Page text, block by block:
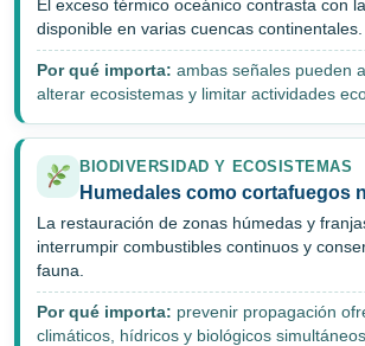
El exceso térmico oceánico contrasta con
disponible en varias cuencas continentales.
Por qué importa: ambas señales pueden
alterar ecosistemas y limitar actividades
BIODIVERSIDAD Y ECOSISTEMAS
Humedales como cortafuegos
La restauración de zonas húmedas y
interrumpir combustibles continuos y
fauna.
Por qué importa: prevenir propagación
climáticos, hídricos y biológicos simultáneos.